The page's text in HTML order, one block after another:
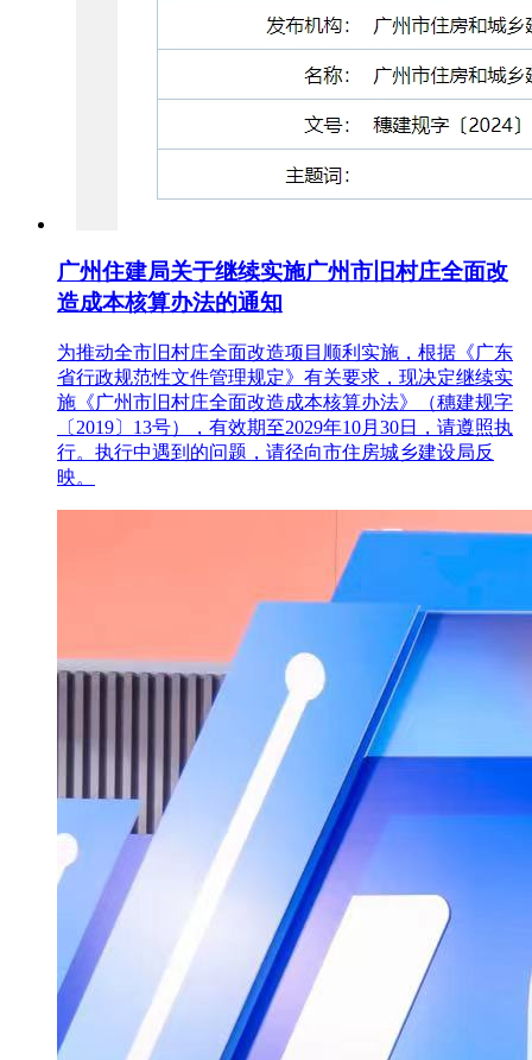
广州住建局关于继续实施广州市旧村庄全面改
造成本核算办法的通知
为推动全市旧村庄全面改造项目顺利实施，根据《广东
省行政规范性文件管理规定》有关要求，现决定继续实
施《广州市旧村庄全面改造成本核算办法》（穗建规字
〔2019〕13号），有效期至2029年10月30日，请遵照执
行。执行中遇到的问题，请径向市住房城乡建设局反
映。